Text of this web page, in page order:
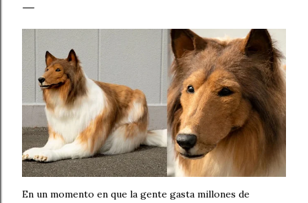
En un momento en que la gente gasta millones de